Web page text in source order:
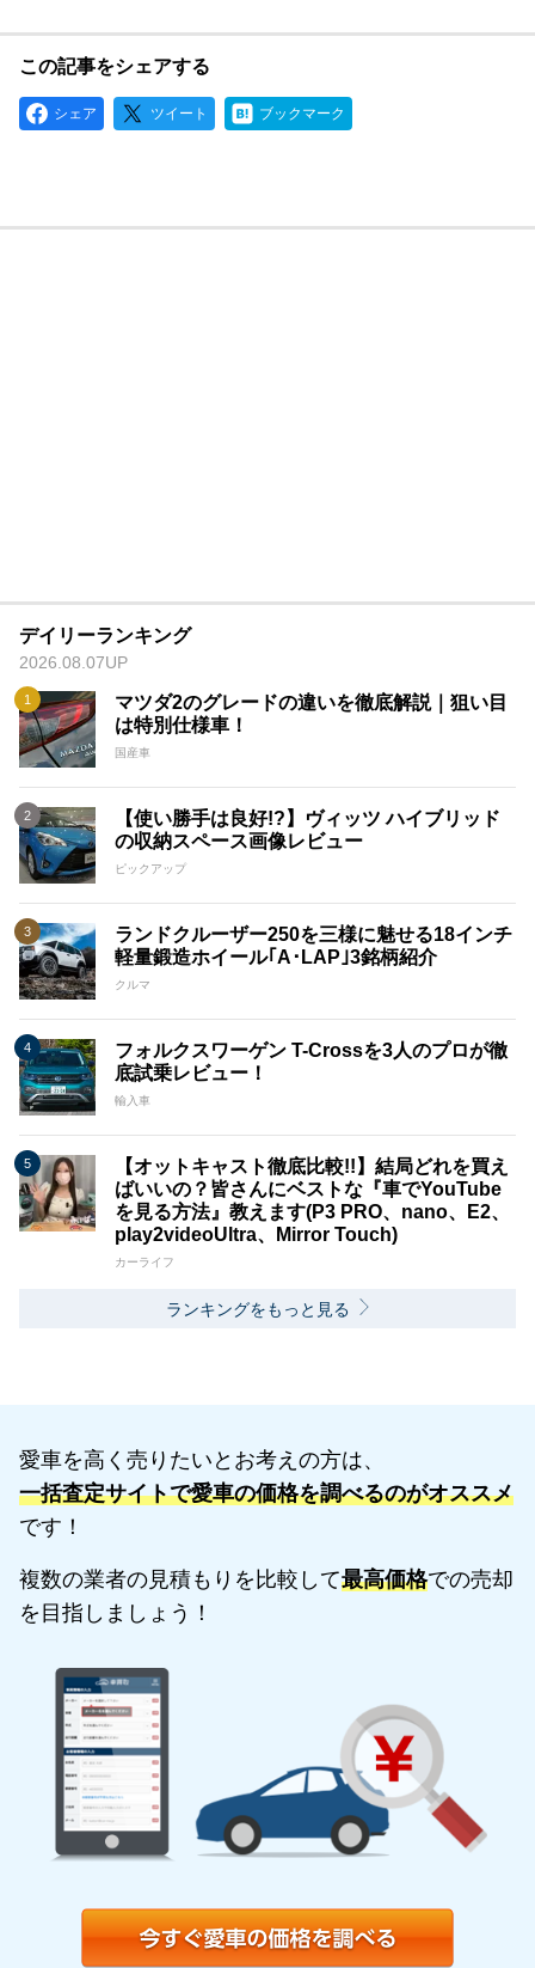
この記事をシェアする
シェア ツイート ブックマーク
デイリーランキング
2026.08.07UP
マツダ2のグレードの違いを徹底解説｜狙い目
は特別仕様車！
国産車
【使い勝手は良好!?】ヴィッツ ハイブリッド
の収納スペース画像レビュー
ピックアップ
ランドクルーザー250を三様に魅せる18インチ
軽量鍛造ホイール｢A･LAP｣3銘柄紹介
クルマ
フォルクスワーゲン T-Crossを3人のプロが徹
底試乗レビュー！
輸入車
【オットキャスト徹底比較!!】結局どれを買え
ばいいの？皆さんにベストな『車でYouTube
を見る方法』教えます(P3 PRO、nano、E2、
play2videoUltra、Mirror Touch)
カーライフ
ランキングをもっと見る
愛車を高く売りたいとお考えの方は、
一括査定サイトで愛車の価格を調べるのがオススメ
です！
複数の業者の見積もりを比較して最高価格での売却
を目指しましょう！